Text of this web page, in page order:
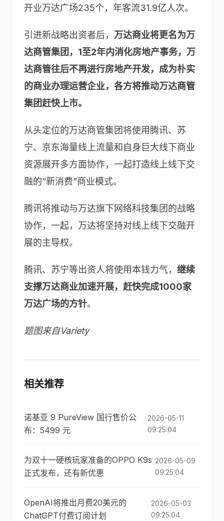
开业万达广场235个，年客流31.9亿人次。
引进新战略出资者后， 万达商业将更名为万
达商管集团，1至2年内消化房地产事务，万
达商管往后不再进行房地产开发，成为朴实
的商业办理运营企业，各方将推动万达商管
集团赶快上市。
从头定位的万达商管集团将使用腾讯、苏
宁、京东海量线上流量和自身巨大线下商业
资源展开多方面协作，一起打造线上线下交
融的“新消费”商业模式。
腾讯将推动与万达旗下网络科技集团的战略
协作，一起，万达将坚持对线上线下交融开
展的主导权。
腾讯、苏宁等出资人将使用本钱力气， 继续
支撑万达商业加速开展，赶快完成1000家
万达广场的方针。
题图来自Variety
相关推荐
诺基亚 9 PureView 国行售价公
布：5499 元
2026-05-11
09:25:04
为双十一硬核玩家准备的OPPO K9s
正式发布，还有新优惠
2026-05-09
09:25:04
OpenAI将推出月费20美元的
ChatGPT付费订阅计划
2026-05-03
09:25:04